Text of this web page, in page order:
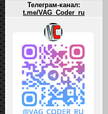
Телеграм-канал:
t.me/VAG_Coder_ru